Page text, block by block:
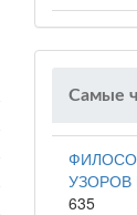
Самые
635